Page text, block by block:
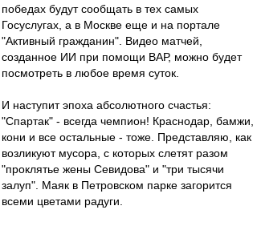
победах будут сообщать в тех самых
Госуслугах, а в Москве еще и на портале
"Активный гражданин". Видео матчей,
созданное ИИ при помощи ВАР, можно будет
посмотреть в любое время суток.
И наступит эпоха абсолютного счастья:
"Спартак" - всегда чемпион! Краснодар, бамжи,
кони и все остальные - тоже. Представляю, как
возликуют мусора, с которых слетят разом
"проклятье жены Севидова" и "три тысячи
залуп". Маяк в Петровском парке загорится
всеми цветами радуги.